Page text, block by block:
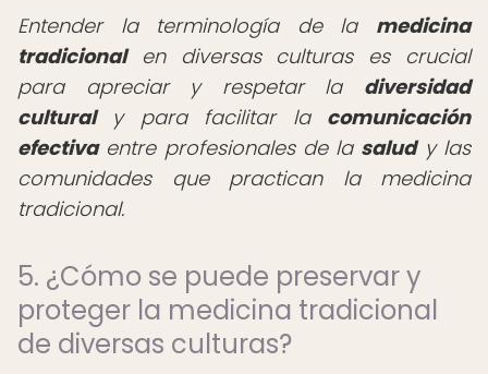
Entender la terminología de la medicina
tradicionalen diversas culturas es crucial
para apreciar y respetar la diversidad
culturaly para facilitar la comunicación
efectivaentre profesionales de la saludy las
comunidades que practican la medicina
tradicional.
5. ¿Cómo se puede preservar y
proteger la medicina tradicional
de diversas culturas?